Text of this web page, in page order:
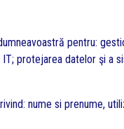
pentru:
protejarea datelor şi a
nume si prenume,